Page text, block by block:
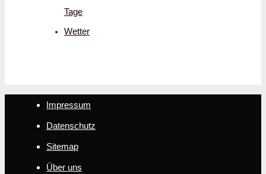
Tage
Wetter
Impressum
Datenschutz
Sitemap
Über uns